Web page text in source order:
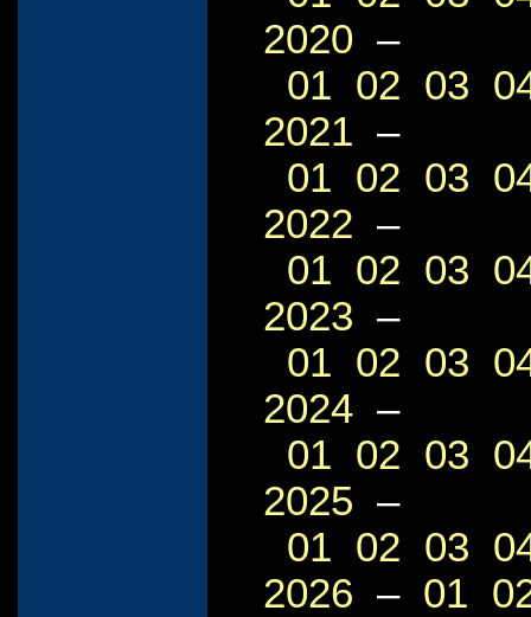
2020 –
01 02 03
2021 –
01 02 03
2022 –
01 02 03
2023 –
01 02 03
2024 –
01 02 03
2025 –
01 02 03
2026 – 01